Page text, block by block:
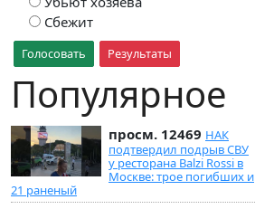
Сбежит
Голосовать Результаты
Популярное
просм. 12469 НАК
подтвердил подрыв СВУ
у ресторана Balzi Rossi в
Москве: трое погибших и
21 раненый